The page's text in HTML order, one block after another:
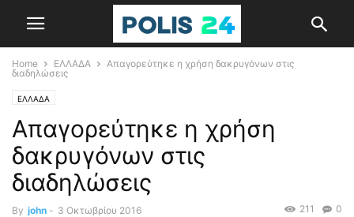
Home ΕΛΛΑΔΑ
Απαγορεύτηκε η χρήση δακρυγόνων στις
διαδηλώσεις
ΕΛΛΑΔΑ
Απαγορεύτηκε η χρήση
δακρυγόνων στις
διαδηλώσεις
By john - 3 Οκτωβρίου 2016 0
211